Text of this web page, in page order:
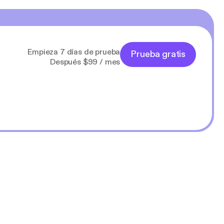
Empieza 7 días de prueba
Después $99 / mes
Prueba gratis